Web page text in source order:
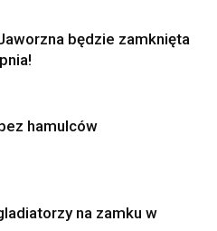
będzie zamknięta
hamulców
na zamku w